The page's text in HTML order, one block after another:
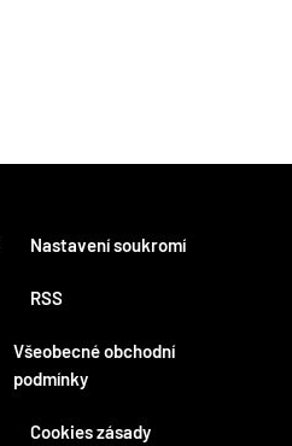
RSS
Všeobecné obchodní
podmínky
Cookies zásady
Nastavení soukromí